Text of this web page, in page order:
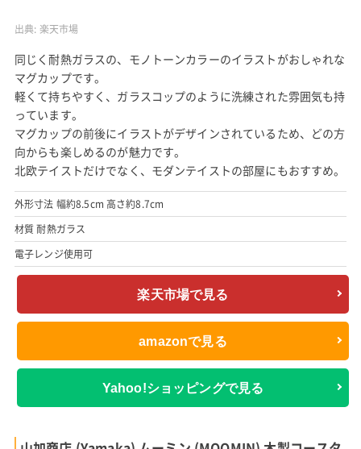
出典: 楽天市場
同じく耐熱ガラスの、モノトーンカラーのイラストがおしゃれな
マグカップです。
軽くて持ちやすく、ガラスコップのように洗練された雰囲気も持
っています。
マグカップの前後にイラストがデザインされているため、どの方
向からも楽しめるのが魅力です。
北欧テイストだけでなく、モダンテイストの部屋にもおすすめ。
外形寸法 幅約8.5cm 高さ約8.7cm
材質 耐熱ガラス
電子レンジ使用可
楽天市場で見る
amazonで見る
Yahoo!ショッピングで見る